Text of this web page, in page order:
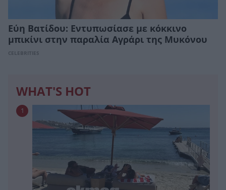
Εύη Βατίδου: Εντυπωσίασε με κόκκινο
μπικίνι στην παραλία Αγράρι της Μυκόνου
CELEBRITIES
WHAT'S HOT
1